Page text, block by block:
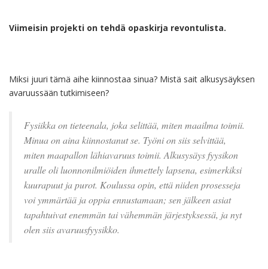
Viimeisin projekti on tehdä opaskirja revontulista.
Miksi juuri tämä aihe kiinnostaa sinua? Mistä sait alkusysäyksen
avaruussään tutkimiseen?
Fysiikka on tieteenala, joka selittää, miten maailma toimii.
Minua on aina kiinnostanut se. Työni on siis selvittää,
miten maapallon lähiavaruus toimii. Alkusysäys fyysikon
uralle oli luonnonilmiöiden ihmettely lapsena, esimerkiksi
kuurapuut ja purot. Koulussa opin, että niiden prosesseja
voi ymmärtää ja oppia ennustamaan; sen jälkeen asiat
tapahtuivat enemmän tai vähemmän järjestyksessä, ja nyt
olen siis avaruusfyysikko.